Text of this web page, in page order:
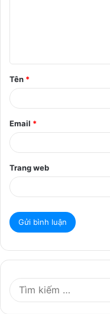
ậ
n
Tên *
Email *
Trang web